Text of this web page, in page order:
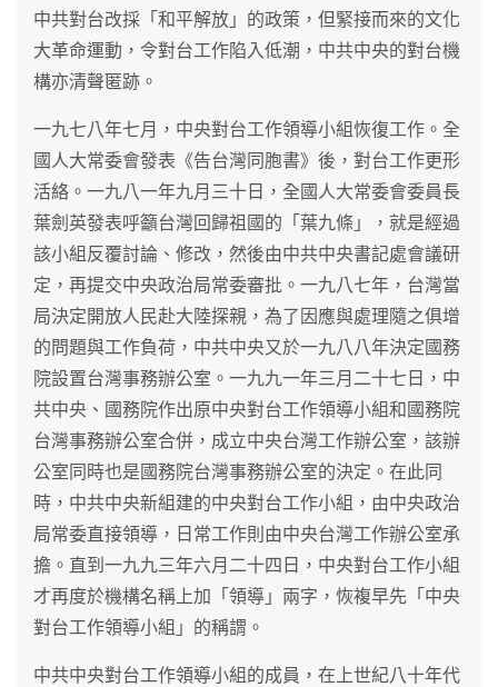
中共對台改採「和平解放」的政策，但緊接而來的文化
大革命運動，令對台工作陷入低潮，中共中央的對台機
構亦清聲匿跡。
一九七八年七月，中央對台工作領導小組恢復工作。全
國人大常委會發表《告台灣同胞書》後，對台工作更形
活絡。一九八一年九月三十日，全國人大常委會委員長
葉劍英發表呼籲台灣回歸祖國的「葉九條」，就是經過
該小組反覆討論、修改，然後由中共中央書記處會議研
定，再提交中央政治局常委審批。一九八七年，台灣當
局決定開放人民赴大陸探親，為了因應與處理隨之俱增
的問題與工作負荷，中共中央又於一九八八年決定國務
院設置台灣事務辦公室。一九九一年三月二十七日，中
共中央、國務院作出原中央對台工作領導小組和國務院
台灣事務辦公室合併，成立中央台灣工作辦公室，該辦
公室同時也是國務院台灣事務辦公室的決定。在此同
時，中共中央新組建的中央對台工作小組，由中央政治
局常委直接領導，日常工作則由中央台灣工作辦公室承
擔。直到一九九三年六月二十四日，中央對台工作小組
才再度於機構名稱上加「領導」兩字，恢複早先「中央
對台工作領導小組」的稱謂。
中共中央對台工作領導小組的成員，在上世紀八十年代